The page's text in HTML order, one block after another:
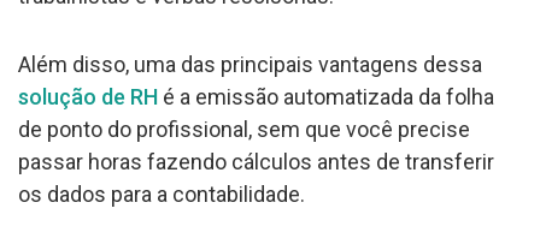
Além disso, uma das principais vantagens dessa
solução de RH é a emissão automatizada da folha
de ponto do profissional, sem que você precise
passar horas fazendo cálculos antes de transferir
os dados para a contabilidade.